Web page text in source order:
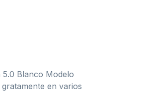
Blanco Modelo
en varios